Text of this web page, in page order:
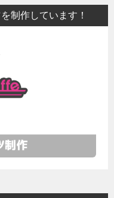
制作しています！